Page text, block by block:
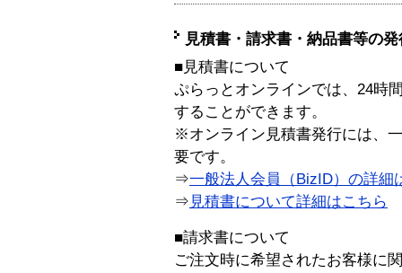
見積書・請求書・納品書等の
■見積書について
ぷらっとオンラインでは、24時
することができます。
※オンライン見積書発行には、
要です。
⇒一般法人会員（BizID）の詳細
⇒ 見積書について詳細はこちら
■請求書について
ご注文時に希望されたお客様に